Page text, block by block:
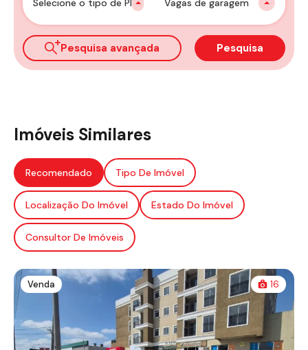
Selecione o tipo de Plantão Vagas de garagem
Pesquisa avançada Pesquisa
Imóveis Similares
Recomendado Tipo De Imóvel
Localização Do Imóvel Estado Do Imóvel
Consultor De Imóveis
Venda 16